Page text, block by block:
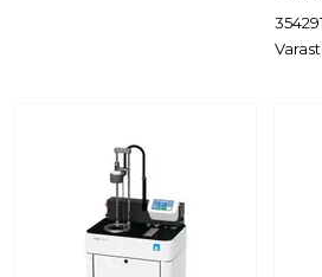
354291